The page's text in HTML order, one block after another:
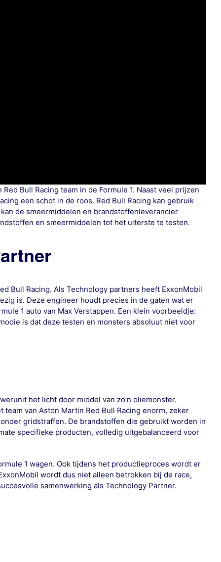
Bull Racing team in de Formule 1. Naast veel prijzen
een schot in de roos. Red Bull Racing kan gebruik
de smeermiddelen en brandstoffenleverancier
en smeermiddelen tot het uiterste te testen.
Bull Racing. Als Technology partners heeft ExxonMobil
is. Deze engineer houdt precies in de gaten wat er
1 auto van Max Verstappen. Een klein voorbeeldje:
is dat deze testen en monsters absoluut niet voor
het licht door middel van zo’n oliemonster.
van Aston Martin Red Bull Racing enorm, zeker
gridstraffen. De brandstoffen die gebruikt worden in
specifieke producten, volledig uitgebalanceerd voor
1 wagen. Ook tijdens het productieproces wordt er
wordt dus niet alleen betrokken bij de race,
samenwerking als Technology Partner.